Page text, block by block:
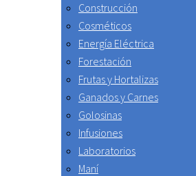
Construcción
Cosméticos
Energía Eléctrica
Forestación
Frutas y Hortalizas
Ganados y Carnes
Golosinas
Infusiones
Laboratorios
Maní